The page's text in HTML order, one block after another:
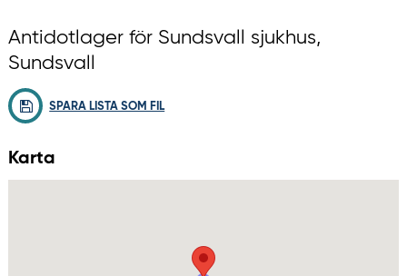
Antidotlager för Sundsvall sjukhus,
Sundsvall
SPARA LISTA SOM FIL
Karta